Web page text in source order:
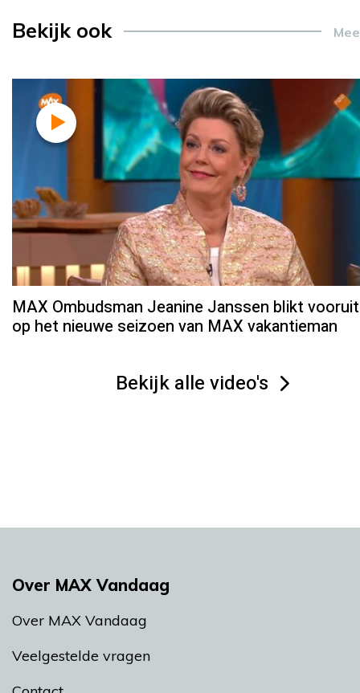
Bekijk ook
MAX Ombudsman Jeanine Janssen blikt vooruit
op het nieuwe seizoen van MAX vakantieman
Bekijk alle video's
Over MAX Vandaag
Over MAX Vandaag
Veelgestelde vragen